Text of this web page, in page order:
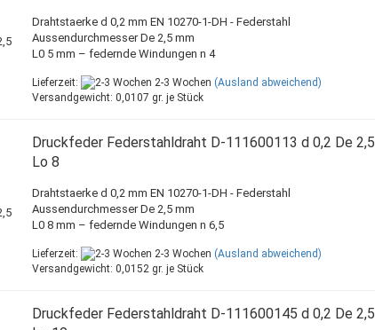
Drahtstaerke d 0,2 mm EN 10270-1-DH - Federstahl
Aussendurchmesser De 2,5 mm
L0 5 mm – federnde Windungen n 4
Lieferzeit: 2-3 Wochen (Ausland abweichend)
Versandgewicht: 0,0107 gr. je Stück
Druckfeder Federstahldraht D-111600113 d 0,2 De 2,5
Lo 8
Drahtstaerke d 0,2 mm EN 10270-1-DH - Federstahl
Aussendurchmesser De 2,5 mm
L0 8 mm – federnde Windungen n 6,5
Lieferzeit: 2-3 Wochen (Ausland abweichend)
Versandgewicht: 0,0152gr. je Stück
Druckfeder Federstahldraht D-111600145 d 0,2 De 2,5